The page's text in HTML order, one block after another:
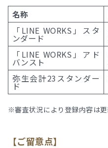
名称
「LINE WORKS」スタ
ンダード
「LINE WORKS」アド
バンスト
弥生会計23スタンダー
ド
※審査状況により登録内容は更
【ご留意点】